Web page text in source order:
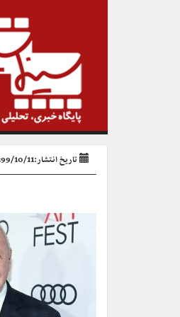
تاریخ انتشار:1399/10/11 - 12:05